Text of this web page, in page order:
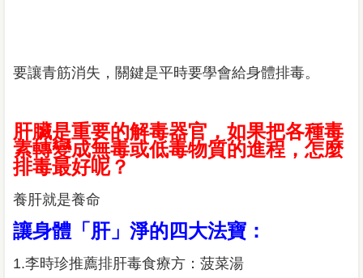
要讓青筋消失，關鍵是平時要學會給身體排毒。
肝臟是重要的解毒器官，如果把各種毒
素轉變成無毒或低毒物質的進程，怎麼
排毒最好呢？
養肝就是養命
讓身體「肝」淨的四大法寶：
1.李時珍推薦排肝毒食療方：菠菜湯